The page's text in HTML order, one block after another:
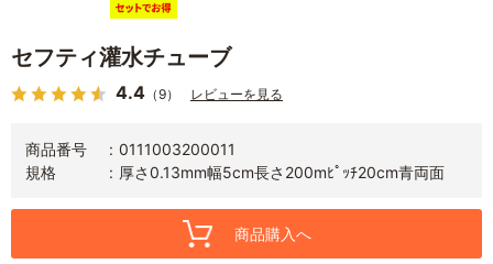
セフティ灌水チューブ
4.4 （9） レビューを見る
商品番号
0111003200011
規格
厚さ0.13mm幅5cm長さ200mﾋﾟｯﾁ20cm青両面
商品購入へ